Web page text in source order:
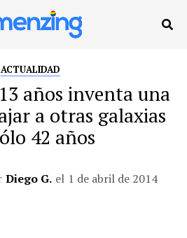
ACTUALIDAD
años inventa una
a otras galaxias
42 años
Diego G. el 1 de abril de 2014